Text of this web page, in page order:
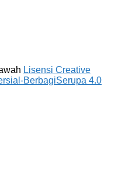
Lisensi Creative
BerbagiSerupa 4.0